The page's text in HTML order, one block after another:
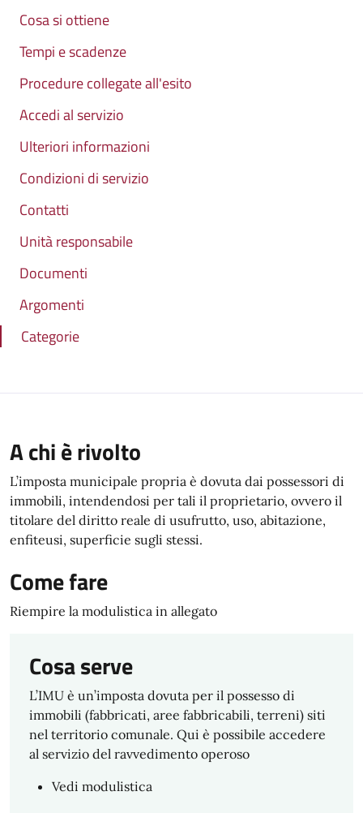
Cosa si ottiene
Tempi e scadenze
Procedure collegate all'esito
Accedi al servizio
Ulteriori informazioni
Condizioni di servizio
Contatti
Unità responsabile
Documenti
Argomenti
Categorie
A chi è rivolto
L’imposta municipale propria è dovuta dai possessori di
immobili, intendendosi per tali il proprietario, ovvero il
titolare del diritto reale di usufrutto, uso, abitazione,
enfiteusi, superficie sugli stessi.
Come fare
Riempire la modulistica in allegato
Cosa serve
L’IMU è un’imposta dovuta per il possesso di
immobili (fabbricati, aree fabbricabili, terreni) siti
nel territorio comunale. Qui è possibile accedere
al servizio del ravvedimento operoso
Vedi modulistica